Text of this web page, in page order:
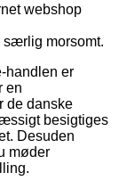
webshop
særlig morsomt.
handlen er
en
de danske
besigtiges
Desuden
møder